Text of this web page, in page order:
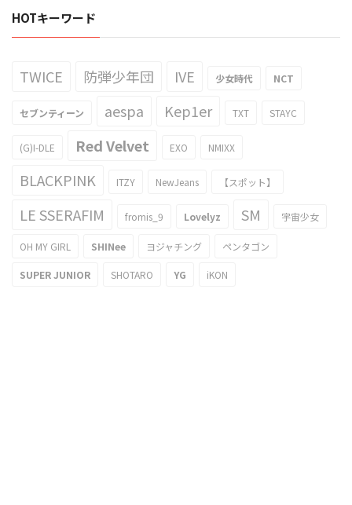
HOTキーワード
TWICE 防弾少年団 IVE 少女時代 NCT
セブンティーン aespa Kep1er TXT STAYC
(G)I-DLE Red Velvet EXO NMIXX
BLACKPINK ITZY NewJeans 【スポット】
LE SSERAFIM fromis_9 Lovelyz SM 宇宙少女
OH MY GIRL SHINee ヨジャチング ペンタゴン
SUPER JUNIOR SHOTARO YG iKON